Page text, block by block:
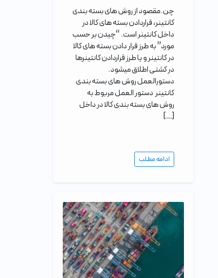
چن.مقصود از روش های بسته بندی
کانتینر، قراردادن بسته های کالا در
داخل کانتینر است. “چیدن بر حسب
مورد” به طرز قرار دادن بسته های کالا
در کانتینر و یا طرز قراردادن کانتینرها
در کشتی اطلاق میشود.
دستورالعمل روش های بسته بندی
کانتینر دستور العمل مربوط به
روش های بسته بندی کالا در داخل
[…]
ادامه مطلب